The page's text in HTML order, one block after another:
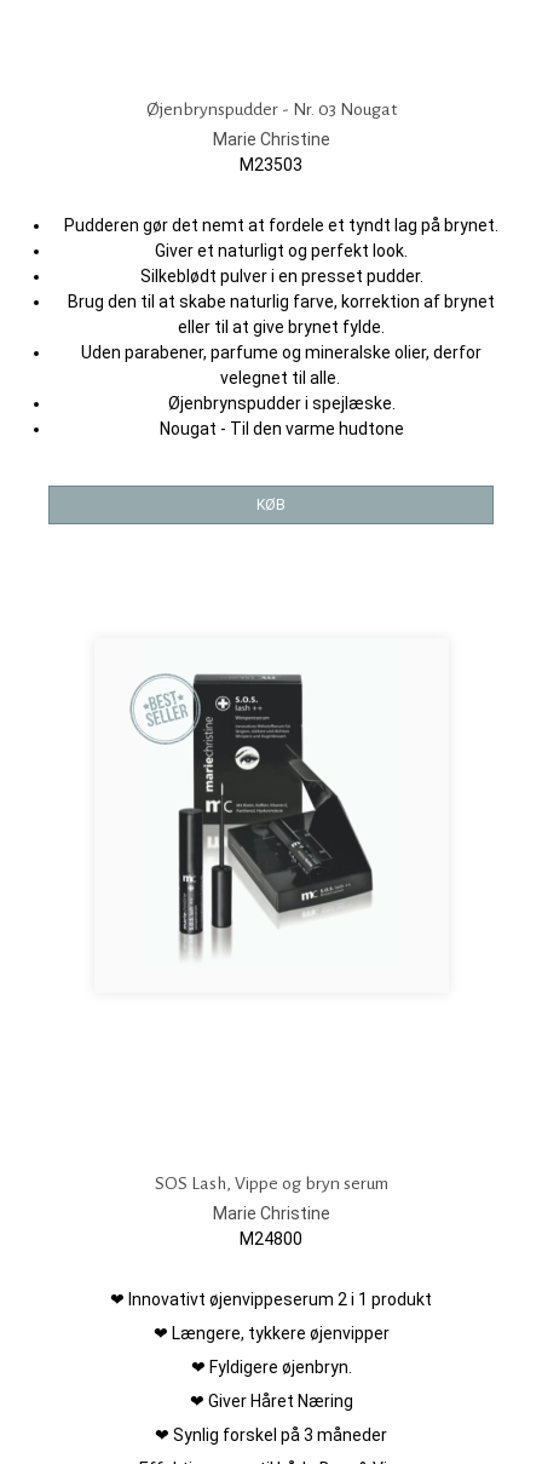
Øjenbrynspudder - Nr. 03 Nougat
Marie Christine
M23503
Pudderen gør det nemt at fordele et tyndt lag på brynet.
Giver et naturligt og perfekt look.
Silkeblødt pulver i en presset pudder.
Brug den til at skabe naturlig farve, korrektion af brynet
eller til at give brynet fylde.
Uden parabener, parfume og mineralske olier, derfor
velegnet til alle.
Øjenbrynspudder i spejlæske.
Nougat - Til den varme hudtone
KØB
SOS Lash, Vippe og bryn serum
Marie Christine
M24800
❤ Innovativt øjenvippeserum 2 i 1 produkt
❤ Længere, tykkere øjenvipper
❤ Fyldigere øjenbryn.
❤ Giver Håret Næring
❤ Synlig forskel på 3 måneder